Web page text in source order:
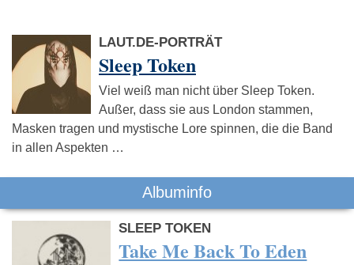
LAUT.DE-PORTRÄT
Sleep Token
Viel weiß man nicht über Sleep Token.
Außer, dass sie aus London stammen,
Masken tragen und mystische Lore spinnen, die die Band
in allen Aspekten …
Albuminfo
SLEEP TOKEN
Take Me Back To Eden